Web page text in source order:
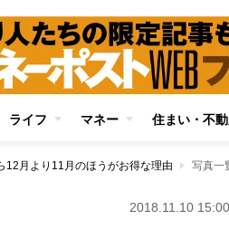
ライフ マネー 住まい・不
12月より11月のほうがお得な理由 写真一
2018.11.10 15:00